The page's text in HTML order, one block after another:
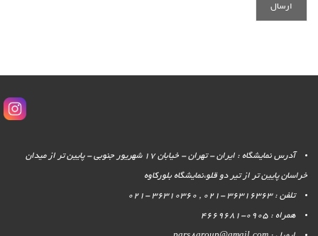
آدرس نمایشگاه : ایران - تهران - خیابان 17 شهریور جنوبی - پایین تر از میدان
خراسان پایین تر از تیر دو قلو،نمایشگاه بلورکاوه
تلفن : 36316363 -021 , 36310360 -021
همراه : 0905-4669681